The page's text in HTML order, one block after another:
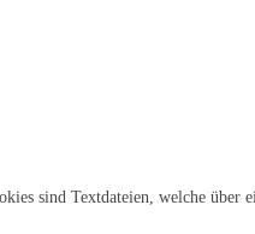
sind Textdateien, welche über